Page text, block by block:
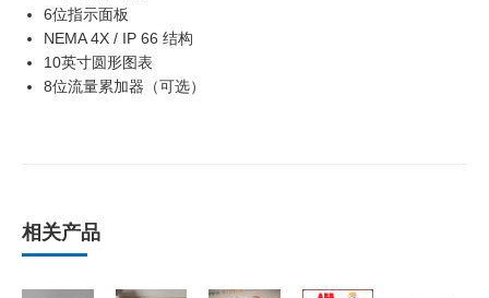
6位指示面板
NEMA 4X / IP 66 结构
10英寸圆形图表
8位流量累加器（可选）
相关产品